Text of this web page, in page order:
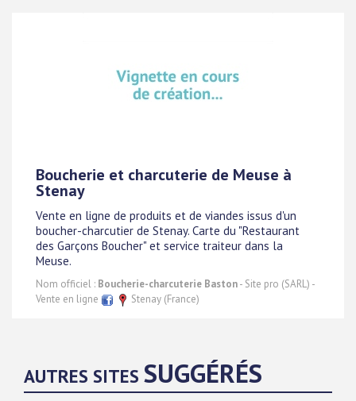
Boucherie et charcuterie de Meuse à
Stenay
Vente en ligne de produits et de viandes issus d'un
boucher-charcutier de Stenay. Carte du "Restaurant
des Garçons Boucher" et service traiteur dans la
Meuse.
Nom officiel : Boucherie-charcuterie Baston- Site pro (SARL) -
Vente en ligne
Stenay (France)
AUTRES SITES SUGGÉRÉS